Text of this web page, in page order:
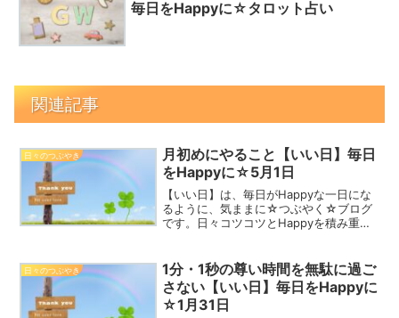
毎日をHappyに☆タロット占い
関連記事
日々のつぶやき
月初めにやること【いい日】毎日
をHappyに☆5月1日
【いい日】は、毎日がHappyな一日にな
るように、気ままに☆つぶやく☆ブログ
です。日々コツコツとHappyを積み重ね
幸福の再来・希望・純愛Happy☆つぶ
や...
日々のつぶやき
1分・1秒の尊い時間を無駄に過ご
さない【いい日】毎日をHappyに
☆1月31日